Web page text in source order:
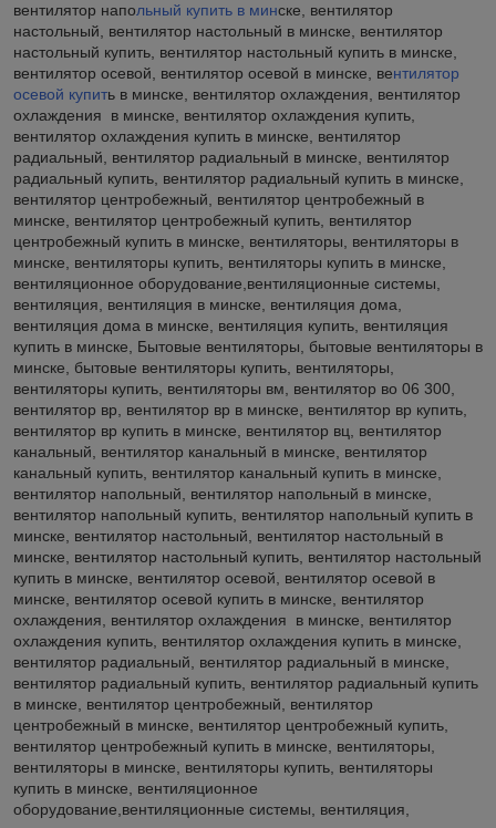
вентилятор напольный купить в минске, вентилятор
настольный, вентилятор настольный в минске, вентилятор
настольный купить, вентилятор настольный купить в минске,
вентилятор осевой, вентилятор осевой в минске, вентилятор
осевой купить в минске, вентилятор охлаждения, вентилятор
охлаждения в минске, вентилятор охлаждения купить,
вентилятор охлаждения купить в минске, вентилятор
радиальный, вентилятор радиальный в минске, вентилятор
радиальный купить, вентилятор радиальный купить в минске,
вентилятор центробежный, вентилятор центробежный в
минске, вентилятор центробежный купить, вентилятор
центробежный купить в минске, вентиляторы, вентиляторы в
минске, вентиляторы купить, вентиляторы купить в минске,
вентиляционное оборудование,вентиляционные системы,
вентиляция, вентиляция в минске, вентиляция дома,
вентиляция дома в минске, вентиляция купить, вентиляция
купить в минске, Бытовые вентиляторы, бытовые вентиляторы в
минске, бытовые вентиляторы купить, вентиляторы,
вентиляторы купить, вентиляторы вм, вентилятор во 06 300,
вентилятор вр, вентилятор вр в минске, вентилятор вр купить,
вентилятор вр купить в минске, вентилятор вц, вентилятор
канальный, вентилятор канальный в минске, вентилятор
канальный купить, вентилятор канальный купить в минске,
вентилятор напольный, вентилятор напольный в минске,
вентилятор напольный купить, вентилятор напольный купить в
минске, вентилятор настольный, вентилятор настольный в
минске, вентилятор настольный купить, вентилятор настольный
купить в минске, вентилятор осевой, вентилятор осевой в
минске, вентилятор осевой купить в минске, вентилятор
охлаждения, вентилятор охлаждения в минске, вентилятор
охлаждения купить, вентилятор охлаждения купить в минске,
вентилятор радиальный, вентилятор радиальный в минске,
вентилятор радиальный купить, вентилятор радиальный купить
в минске, вентилятор центробежный, вентилятор
центробежный в минске, вентилятор центробежный купить,
вентилятор центробежный купить в минске, вентиляторы,
вентиляторы в минске, вентиляторы купить, вентиляторы
купить в минске, вентиляционное
оборудование,вентиляционные системы, вентиляция,